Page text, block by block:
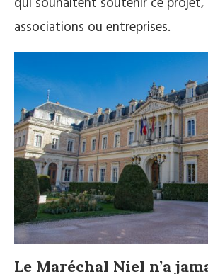
associations ou entreprises.
Le Maréchal Niel n’a